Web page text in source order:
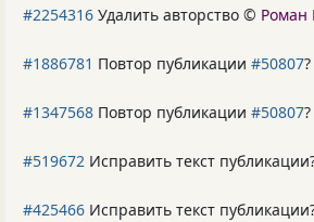
#2254316 Удалить авторство © Роман
#1886781 Повтор публикации #50807?
#1347568 Повтор публикации #50807?
#519672 Исправить текст
#425466 Исправить текст